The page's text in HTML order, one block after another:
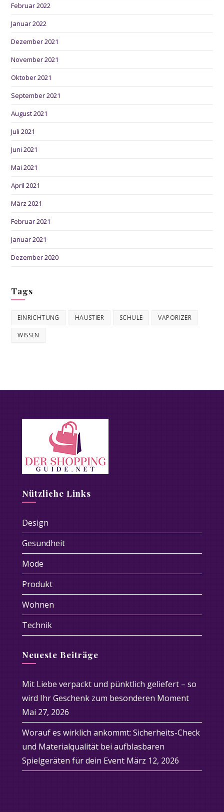
Februar 2022
Januar 2022
Dezember 2021
November 2021
Oktober 2021
September 2021
August 2021
Juli 2021
Juni 2021
Mai 2021
April 2021
März 2021
Februar 2021
Januar 2021
Dezember 2020
Tags
EINRICHTUNG HAUSTIER SCHULE VAPORIZER
WISSEN
Nützliche Links
Design
Gesundheit
Mode
Produkt
Wohnen
Technik
Neueste Beiträge
Mit Liebe verpackt und pünktlich geliefert – so
wird Ihr Geschenk zum besonderen Moment
Mai 27, 2026
Worauf es wirklich ankommt: Sicherheits-Check
und Materialqualität bei aufblasbaren
Spielgeräten für dein Event März 12, 2026